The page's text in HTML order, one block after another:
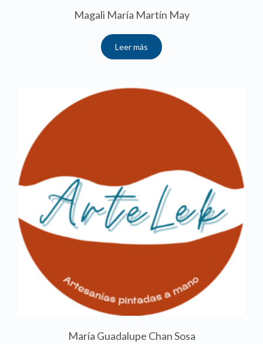
Magali María Martín May
Leer más
María Guadalupe Chan Sosa